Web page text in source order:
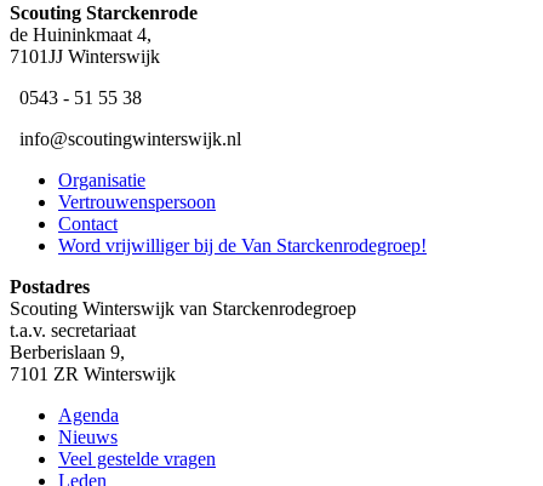
Scouting ​Starckenrode
de Huininkmaat 4,
7101JJ Winterswijk
​ 0543 - 51 55 38
​ ​info@scoutingwinterswijk.nl
Organisatie
Vertrouwenspersoon
Contact
Word vrijwilliger bij de Van Starckenrodegroep!
Postadres
Scouting Winterswijk van Starckenrodegroep
t.a.v. secretariaat
Berberislaan 9,
7101 ZR Winterswijk
Agenda
Nieuws
Veel gestelde vragen
Leden